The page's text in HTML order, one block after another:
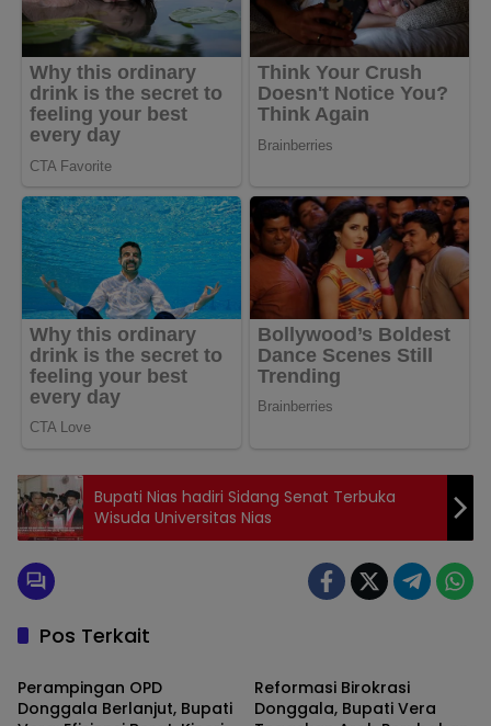
Bupati Nias hadiri Sidang Senat Terbuka
Wisuda Universitas Nias
Pos Terkait
Donggala
Perampingan OPD
Donggala Berlanjut, Bupati
Reformasi Birokrasi
Donggala, Bupati Vera